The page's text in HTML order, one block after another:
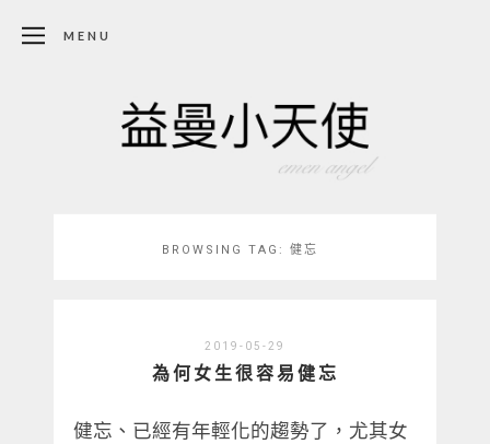
MENU
BROWSING TAG: 健忘
2019-05-29
為何女生很容易健忘
健忘、已經有年輕化的趨勢了，尤其女